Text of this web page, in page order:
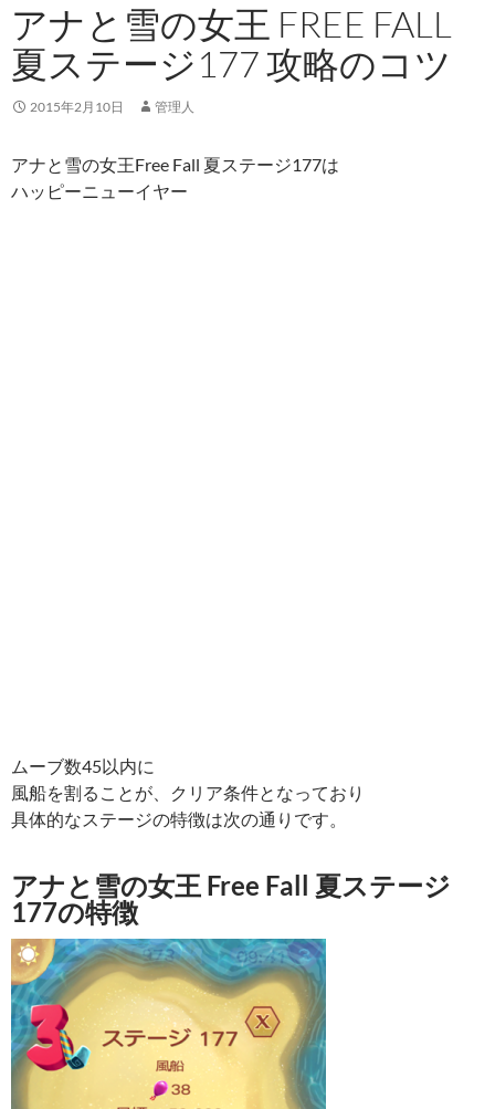
アナと雪の女王 FREE FALL
夏ステージ177 攻略のコツ
2015年2月10日 管理人
アナと雪の女王Free Fall 夏ステージ177は
ハッピーニューイヤー
ムーブ数45以内に
風船を割ることが、クリア条件となっており
具体的なステージの特徴は次の通りです。
アナと雪の女王 Free Fall 夏ステージ
177の特徴